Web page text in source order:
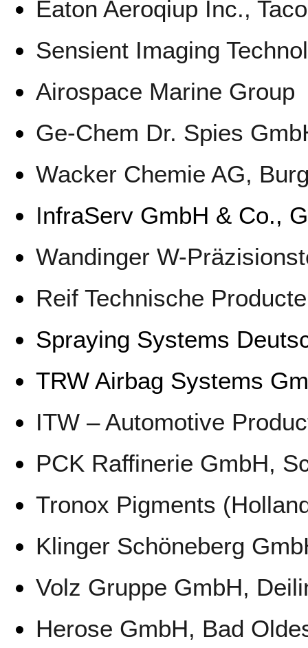
Eaton Aeroqiup Inc.,
Sensient Imaging
Airospace Marine Group
Ge-Chem Dr. Spies
Wacker Chemie AG,
InfraServ GmbH & Co.,
Wandinger W-
Reif Technische
Spraying Systems
TRW Airbag Systems
ITW – Automotive
PCK Raffinerie GmbH,
Tronox Pigments
Klinger Schöneberg
Volz Gruppe GmbH,
Herose GmbH, Bad